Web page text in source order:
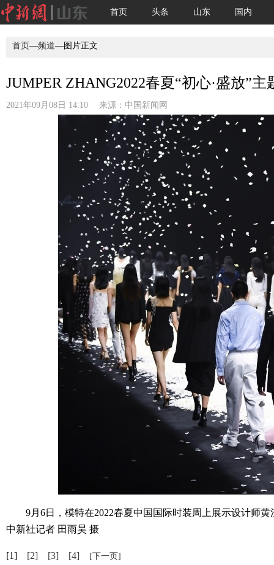
首页 头条 山东 国内
首页—频道—图片正文
JUMPER ZHANG2022春夏“初心·盛放”
2021年09月08日 14:10 来源： 中国新闻网
9月6日，模特在2022春夏中国国际时装周上展示设计师黄
中新社记者 田雨昊 摄
[1] [2] [3] [4] [下一页]